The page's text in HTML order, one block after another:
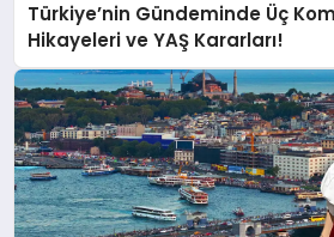
Türkiye’nin Gündeminde Üç
Hikayeleri ve YAŞ Kararları!